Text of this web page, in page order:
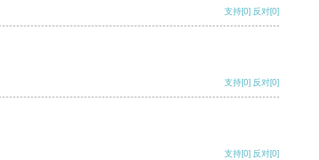
支持[0] 反对[0]
支持[0] 反对[0]
支持[0] 反对[0]